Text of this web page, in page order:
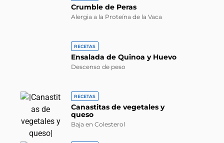
Crumble de Peras
Alergia a la Proteína de la Vaca
RECETAS
Ensalada de Quinoa y Huevo
Descenso de peso
RECETAS
Canastitas de vegetales y
queso
Baja en Colesterol